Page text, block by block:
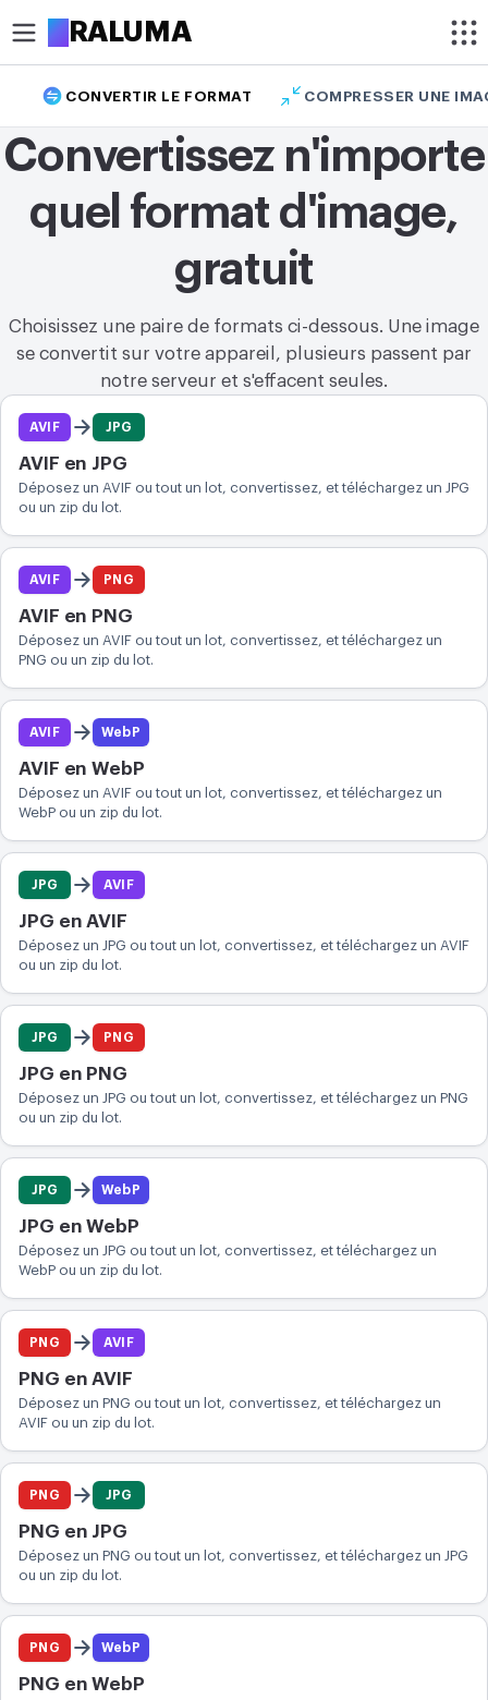
ARALUMA
Recadrer une image
Recadrer une image en cercle
Compresser une image
Améliorer la qualité d’une image
Supprimer le fond d’une image
MODIFIER
Redimensionner une image
CONVERTIR
Convertir
Convertir JPG en PDF
CONVERTIR LE FORMAT COMPRESSER UNE
Convertissez n'importe
quel format d'image,
gratuit
Choisissez une paire de formats ci-dessous. Une image
se convertit sur votre appareil, plusieurs passent par
notre serveur et s'effacent seules.
Paires de format
AVIF JPG
AVIF en JPG
Déposez un AVIF ou tout un lot, convertissez, et téléchargez un JPG
ou un zip du lot.
AVIF PNG
AVIF en PNG
Déposez un AVIF ou tout un lot, convertissez, et téléchargez un
PNG ou un zip du lot.
AVIF WebP
AVIF en WebP
Déposez un AVIF ou tout un lot, convertissez, et téléchargez un
WebP ou un zip du lot.
JPG AVIF
JPG en AVIF
Déposez un JPG ou tout un lot, convertissez, et téléchargez un AVIF
ou un zip du lot.
JPG PNG
JPG en PNG
Déposez un JPG ou tout un lot, convertissez, et téléchargez un PNG
ou un zip du lot.
JPG WebP
JPG en WebP
Déposez un JPG ou tout un lot, convertissez, et téléchargez un
WebP ou un zip du lot.
PNG AVIF
PNG en AVIF
Déposez un PNG ou tout un lot, convertissez, et téléchargez un
AVIF ou un zip du lot.
PNG JPG
PNG en JPG
Déposez un PNG ou tout un lot, convertissez, et téléchargez un JPG
ou un zip du lot.
PNG WebP
PNG en WebP